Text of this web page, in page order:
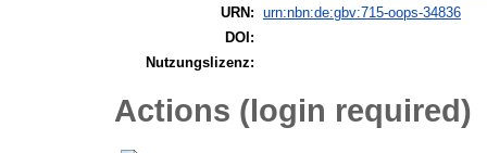
URN: urn:nbn:de:gbv:715-oops-34836
DOI:
Nutzungslizenz:
Actions (login required)